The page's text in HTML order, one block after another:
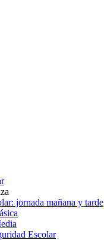
jornada mañana y tarde
Escolar